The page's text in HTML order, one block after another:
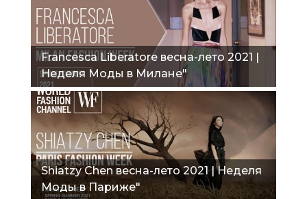
Francesca Liberatore весна-лето 2021 |
Неделя Моды в Милане"
Shiatzy Chen весна-лето 2021 | Неделя
Моды в Париже"